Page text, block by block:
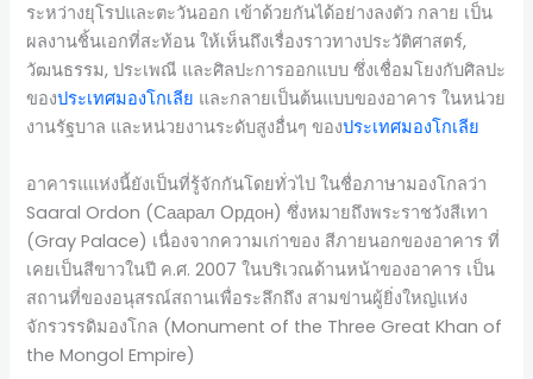
ระหว่างยุโรปและตะวันออก เข้าด้วยกันได้อย่างลงตัว กลาย เป็น
ผลงานชิ้นเอกที่สะท้อน ให้เห็นถึงเรื่องราวทางประวัติศาสตร์,
วัฒนธรรม, ประเพณี และศิลปะการออกแบบ ซึ่งเชื่อมโยงกับศิลปะ
ของประเทศมองโกเลีย และกลายเป็นต้นแบบของอาคาร ในหน่วย
งานรัฐบาล และหน่วยงานระดับสูงอื่นๆ ของประเทศมองโกเลีย
อาคารแแห่งนี้ยังเป็นที่รู้จักกันโดยทั่วไป ในชื่อภาษามองโกลว่า
Saaral Ordon (Саарал Ордон) ซึ่งหมายถึงพระราชวังสีเทา
(Gray Palace) เนื่องจากความเก่าของ สีภายนอกของอาคาร ที่
เคยเป็นสีขาวในปี ค.ศ. 2007 ในบริเวณด้านหน้าของอาคาร เป็น
สถานที่ของอนุสรณ์สถานเพื่อระลึกถึง สามข่านผู้ยิ่งใหญ่แห่ง
จักรวรรดิมองโกล (Monument of the Three Great Khan of
the Mongol Empire)